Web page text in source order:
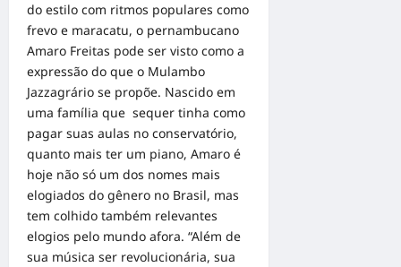
do estilo com ritmos populares como
frevo e maracatu, o pernambucano
Amaro Freitas pode ser visto como a
expressão do que o Mulambo
Jazzagrário se propõe. Nascido em
uma família que sequer tinha como
pagar suas aulas no conservatório,
quanto mais ter um piano, Amaro é
hoje não só um dos nomes mais
elogiados do gênero no Brasil, mas
tem colhido também relevantes
elogios pelo mundo afora. “Além de
sua música ser revolucionária, sua